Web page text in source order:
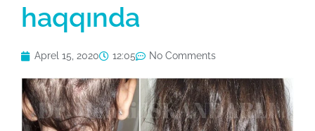
haqqında
Aprel 15, 2020 12:05 No Comments